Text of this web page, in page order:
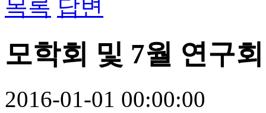
목록 답변
모학회 및 7월 연구
2016-01-01 00:00:00